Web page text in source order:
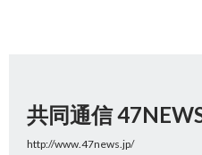
共同通信
http://www.47news.jp/